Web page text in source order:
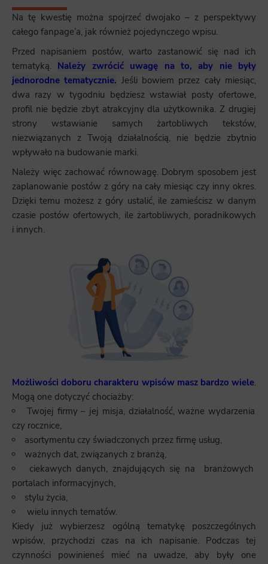
Na tę kwestię można spojrzeć dwojako – z perspektywy
całego fanpage’a, jak również pojedynczego wpisu.
Przed napisaniem postów, warto zastanowić się nad ich
tematyką. Należy zwrócić uwagę na to, aby nie były
jednorodne tematycznie. Jeśli bowiem przez cały miesiąc,
dwa razy w tygodniu będziesz wstawiał posty ofertowe,
profil nie będzie zbyt atrakcyjny dla użytkownika. Z drugiej
strony wstawianie samych żartobliwych tekstów,
niezwiązanych z Twoją działalnością, nie będzie zbytnio
wpływało na budowanie marki.
Należy więc zachować równowagę. Dobrym sposobem jest
zaplanowanie postów z góry na cały miesiąc czy inny okres.
Dzięki temu możesz z góry ustalić, ile zamieścisz w danym
czasie postów ofertowych, ile żartobliwych, poradnikowych
i innych.
Możliwości doboru charakteru wpisów masz bardzo wiele.
Mogą one dotyczyć chociażby:
Twojej firmy – jej misja, działalność, ważne wydarzenia
czy rocznice,
asortymentu czy świadczonych przez firmę usług,
ważnych dat, związanych z branżą,
ciekawych danych, znajdujących się na branżowych
portalach informacyjnych,
stylu życia,
wielu innych tematów.
Kiedy już wybierzesz ogólną tematykę poszczególnych
wpisów, przychodzi czas na ich napisanie. Podczas tej
czynności powinieneś mieć na uwadze, aby były one